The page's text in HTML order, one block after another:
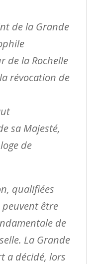
de la Grande
de la Rochelle
révocation de
sa Majesté,
de
qualifiées
peuvent être
de
La Grande
a décidé, lors